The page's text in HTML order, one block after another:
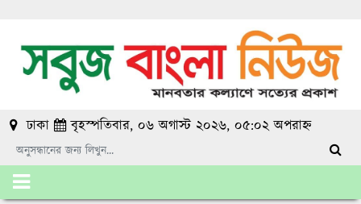
ঢাকা বৃহস্পতিবার, ০৬ অগাস্ট ২০২৬, ০৫:০২ অপরাহ্ন